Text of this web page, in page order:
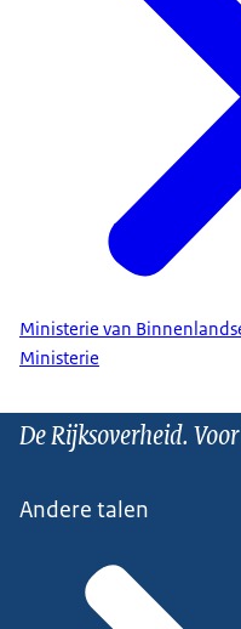
Ministerie van
Ministerie
De Rijksoverheid.
Andere talen